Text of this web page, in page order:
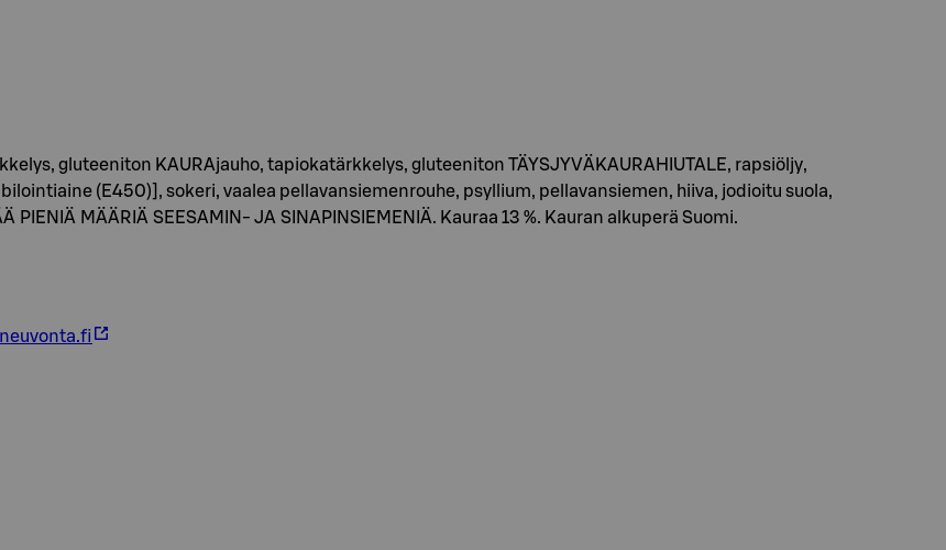
gluteeniton KAURAjauho, tapiokatärkkelys, gluteeniton TÄYSJYVÄKAURAHIUTALE, rapsiöljy,
(E450)], sokeri, vaalea pellavansiemenrouhe, psyllium, pellavansiemen, hiiva, jodioitu suola,
PIENIÄ MÄÄRIÄ SEESAMIN- JA SINAPINSIEMENIÄ. Kauraa 13 %. Kauran alkuperä Suomi.